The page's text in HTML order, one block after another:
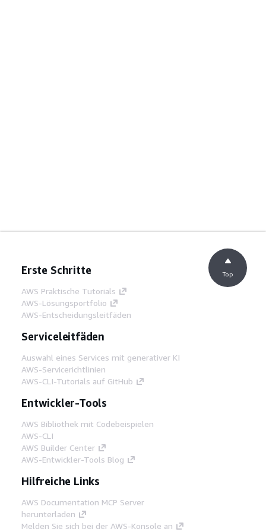
Erste Schritte
AWS Praktische Tutorials
AWS-Lösungsportfolio
AWS-Entscheidungsleitfäden
Serviceleitfäden
Auswahl eines Services mit generativer KI
AWS-Servicerichtlinien
AWS-CLI-Tutorials auf GitHub
Entwickler-Tools
AWS Bibliothek mit Codebeispielen
AWS-CLI
AWS Builder Center
AWS-Entwickler-Tools Blog
Hilfreiche Links
AWS Documentation MCP Server
herunterladen
Melden Sie sich bei der AWS-Konsole an
Top